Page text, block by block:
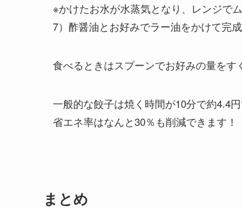
※かけたお水が水蒸気となり、レンジで
7）酢醤油とお好みでラー油をかけて完成
食べるときはスプーンでお好みの量をす
一般的な餃子は焼く時間が10分で約4.4
省エネ率はなんと30％も削減できます！
まとめ